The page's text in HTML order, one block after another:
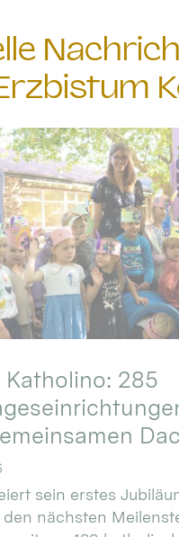
Katholino: 285
sein erstes
nächsten